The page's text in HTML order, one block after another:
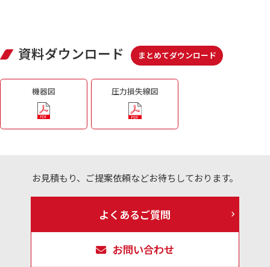
資料ダウンロード まとめてダウンロード
機器図 圧力損失線図
お見積もり、ご提案依頼などお待ちしております。
よくあるご質問
お問い合わせ